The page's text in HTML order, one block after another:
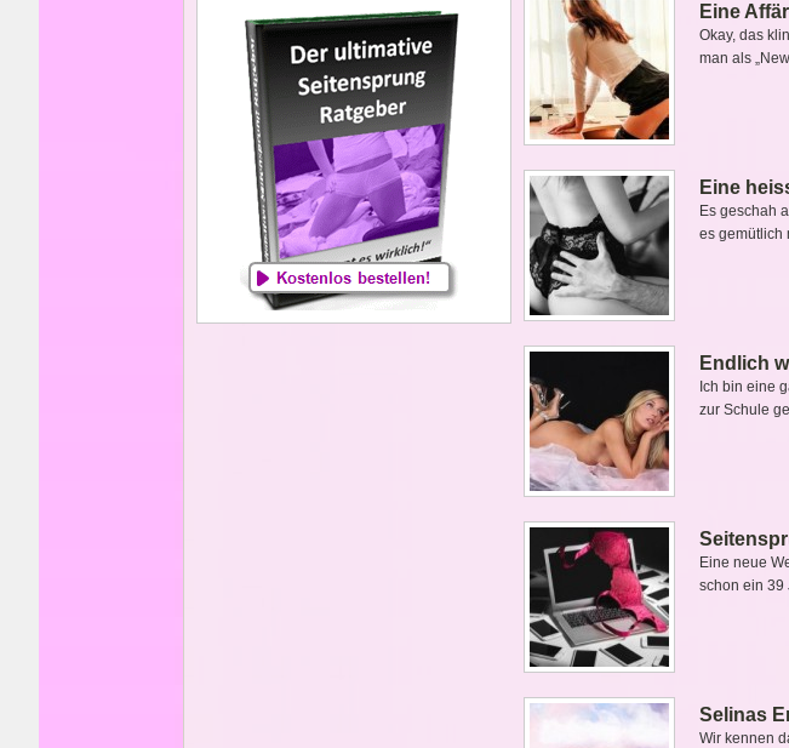
Eine
Okay, das
man als
Eine
Es geschah
es gemütlich
Endlich
Ich bin eine
zur Schule
Eine neue
schon ein 39
Selinas
Wir kennen